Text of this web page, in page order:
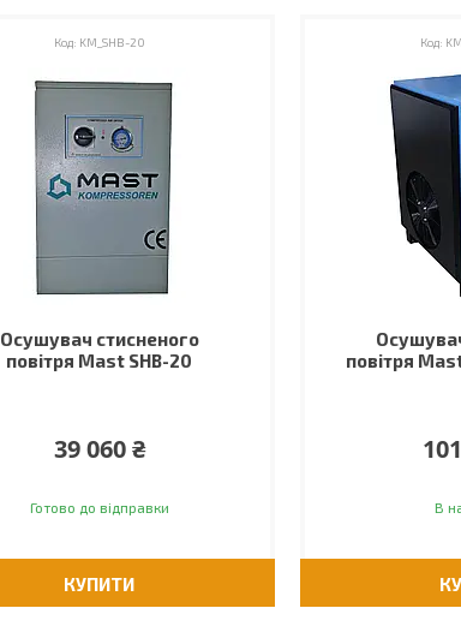
KM_SHB-20
Осушувач стисненого
повітря Mast SHB-20
39 060 ₴
Готово до відправки
КУПИТИ
повітря
В